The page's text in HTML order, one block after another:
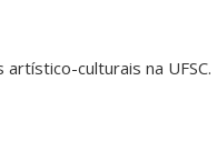
culturais na UFSC.